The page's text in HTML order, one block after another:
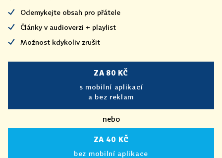
Odemykejte obsah pro přátele
Články v audioverzi + playlist
Možnost kdykoliv zrušit
ZA 80 KČ
s mobilní aplikací
a bez reklam
nebo
ZA 40 KČ
bez mobilní aplikace